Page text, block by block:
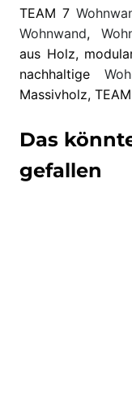
TEAM 7
Wohnwand,
aus Holz,
nachhaltige
Massivholz,
Das
gefallen